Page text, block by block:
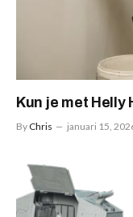
Kun je met Helly
By Chris januari 15,